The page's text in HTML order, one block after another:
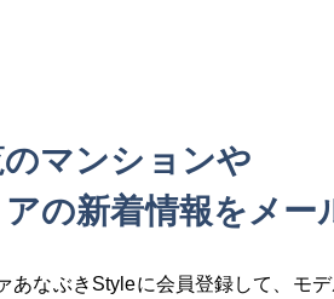
マンションや
の新着情報をメー
あなぶきStyleに会員登録して、 モ